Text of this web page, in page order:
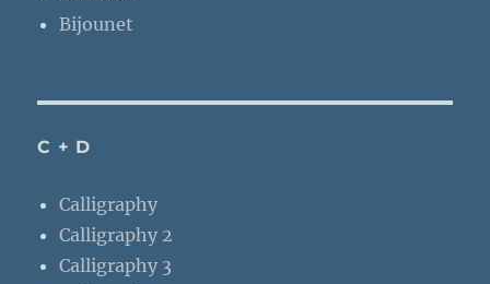
Bijounet
C + D
Calligraphy
Calligraphy 2
Calligraphy 3